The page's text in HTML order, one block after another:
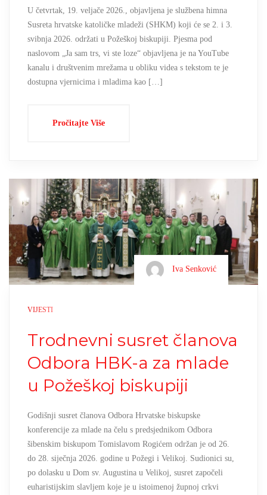
U četvrtak, 19. veljače 2026., objavljena je službena himna
Susreta hrvatske katoličke mladeži (SHKM) koji će se 2. i 3.
svibnja 2026. održati u Požeškoj biskupiji. Pjesma pod
naslovom „Ja sam trs, vi ste loze“ objavljena je na YouTube
kanalu i društvenim mrežama u obliku videa s tekstom te je
dostupna vjernicima i mladima kao […]
Pročitajte Više
Iva Senković
VIJESTI
Trodnevni susret članova
Odbora HBK-a za mlade
u Požeškoj biskupiji
Godišnji susret članova Odbora Hrvatske biskupske
konferencije za mlade na čelu s predsjednikom Odbora
šibenskim biskupom Tomislavom Rogićem održan je od 26.
do 28. siječnja 2026. godine u Požegi i Velikoj. Sudionici su,
po dolasku u Dom sv. Augustina u Velikoj, susret započeli
euharistijskim slavljem koje je u istoimenoj župnoj crkvi